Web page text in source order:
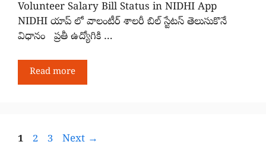
Volunteer Salary Bill Status in NIDHI App
NIDHI యాప్ లో వాలంటీర్ శాలరీ బిల్ స్టేటస్ తెలుసుకొనే
విధానం ప్రతీ ఉద్యోగికి …
Read more
Page
1 Page
2 Page
3 Next →